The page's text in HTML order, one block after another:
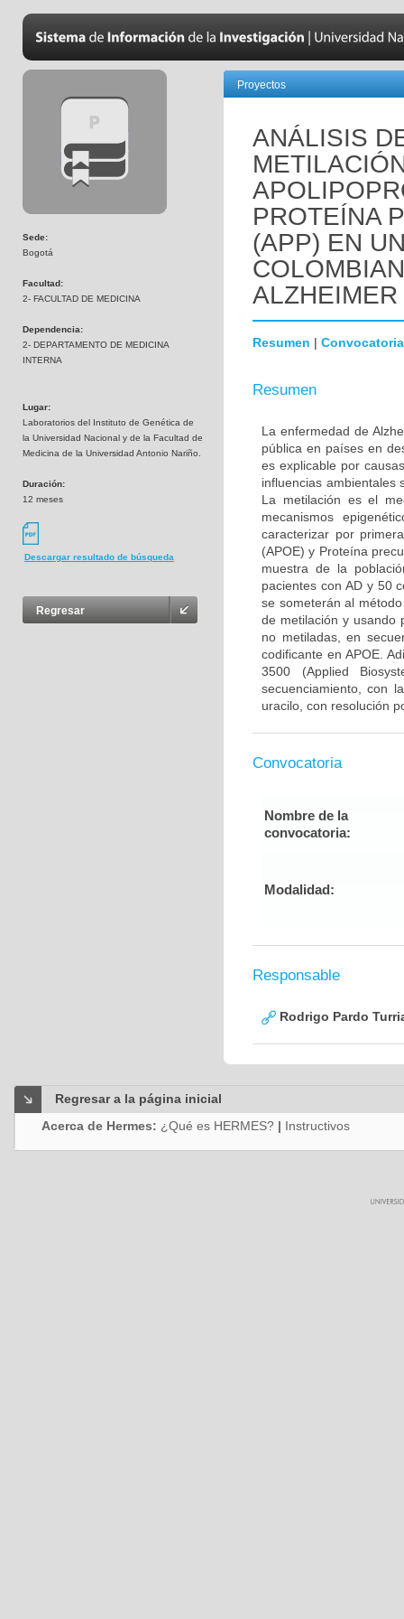
Sede:
Bogotá
Facultad:
2- FACULTAD DE MEDICINA
Dependencia:
2- DEPARTAMENTO DE MEDICINA
INTERNA
Lugar:
Laboratorios del Instituto de Genética de
la Universidad Nacional y de la Facultad de
Medicina de la Universidad Antonio Nariño.
Duración:
12 meses
Descargar resultado de búsqueda
Regresar
Proyectos
ANÁLISIS
PROTEÍNA
(APP) EN
ALZHEIMER
Resumen | Convocatoria
Resumen
La enfermedad de
pública en países en
es explicable por
influencias ambientales
La metilación es el
mecanismos
caracterizar por
(APOE) y Proteína
muestra de la
pacientes con AD y 50
se someterán al
de metilación y usando
no metiladas, en
codificante en APOE.
3500 (Applied
secuenciamiento, con
uracilo, con resolución
Convocatoria
Nombre de la
convocatoria:
Modalidad:
Responsable
Rodrigo Pardo
Regresar a la página inicial
Acerca de Hermes: ¿Qué es HERMES? | Instructivos